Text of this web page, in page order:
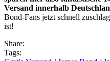
Versand innerhalb
Bond-Fans jetzt schnell
ist!
Share:
Tags: